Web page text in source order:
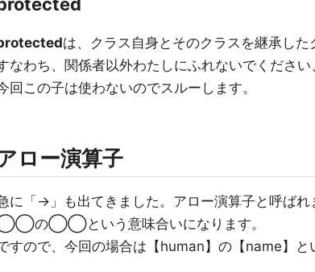
は、クラス自身とそのクラスを継承した
なわち、関係者以外わたしにふれないでください
回この子は使わないのでスルーします。
ロー演算子
に「->」も出てきました。アロー演算子と呼ばれ
の◯◯という意味合いになります。
すので、今回の場合は【human】の【name】と